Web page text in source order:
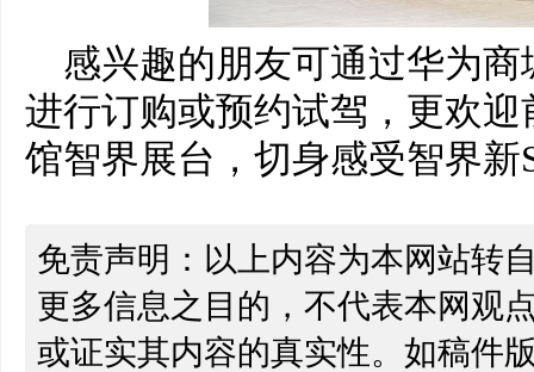
感兴趣的朋友可通过华为
进行订购或预约试驾，更欢
馆智界展台，切身感受智界新
免责声明：以上内容为本网站转
更多信息之目的，不代表本网观
或证实其内容的真实性。如稿件